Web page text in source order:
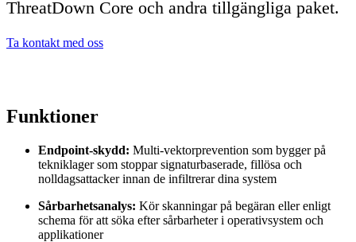
ThreatDown Core och andra tillgängliga paket.
Ta kontakt med oss
Funktioner
Endpoint-skydd: Multi-vektorprevention som bygger på
tekniklager som stoppar signaturbaserade, fillösa och
nolldagsattacker innan de infiltrerar dina system
Sårbarhetsanalys: Kör skanningar på begäran eller enligt
schema för att söka efter sårbarheter i operativsystem och
applikationer